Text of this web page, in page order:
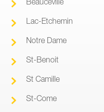
Lac-Etchemin
Notre Dame
St-Benoit
St Camille
St-Come